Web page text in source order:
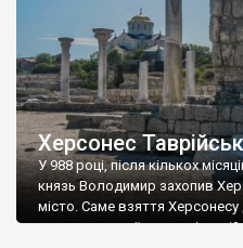
Херсонес
У 988 році, після кількох
князь Володимир захопив
місто. Саме взяття
диктувати свої умови